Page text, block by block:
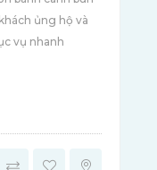
ủng hộ và
vụ nhanh